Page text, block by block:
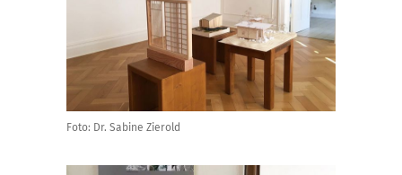
Foto: Dr. Sabine Zierold